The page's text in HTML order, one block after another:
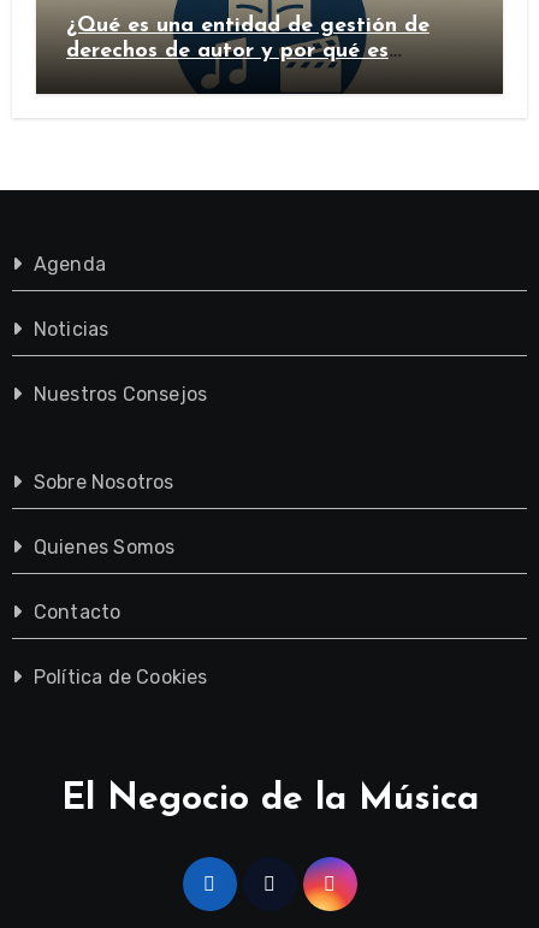
¿Qué es una entidad de gestión de
derechos de autor y por qué es
importante?
Agenda
Noticias
Nuestros Consejos
Sobre Nosotros
Quienes Somos
Contacto
Política de Cookies
El Negocio de la Música